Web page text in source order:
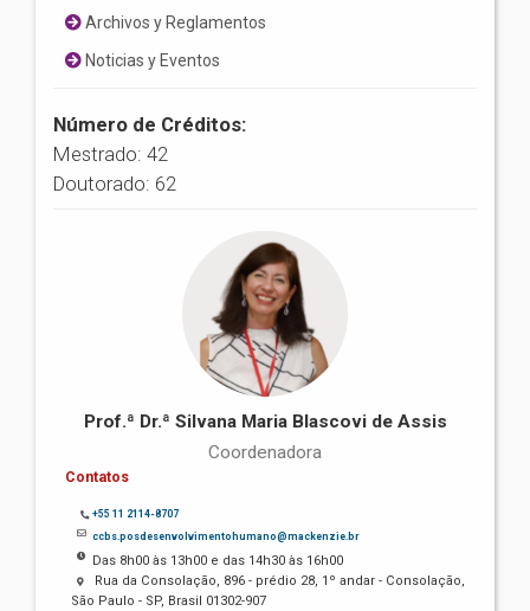
Archivos y Reglamentos
Noticias y Eventos
Número de Créditos:
Mestrado: 42
Doutorado: 62
Prof.ª Dr.ª Silvana Maria Blascovi de Assis
Coordenadora
Contatos
+55 11 2114-8707
ccbs.posdesenvolvimentohumano@mackenzie.br
Das 8h00 às 13h00 e das 14h30 às 16h00
Rua da Consolação, 896 - prédio 28, 1º andar - Consolação,
São Paulo - SP, Brasil 01302-907